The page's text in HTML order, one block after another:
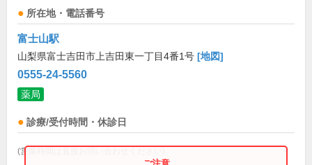
所在地・電話番号
富士山駅
山梨県富士吉田市上吉田東一丁目4番1号 [地図]
0555-24-5560
薬局
診療/受付時間・休診日
(営業時間は直接お問い合わせください)